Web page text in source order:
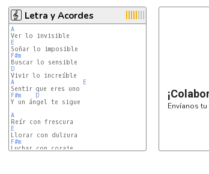
Letra y Acordes
A
E
F#m
D
A
E
F#m
D
Y un ángel te sigue
A
E
F#m
Envíanos